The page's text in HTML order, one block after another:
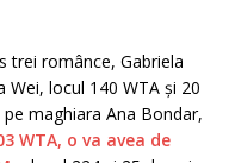
trei românce, Gabriela
Wei, locul 140 WTA și 20
maghiara Ana Bondar,
WTA, o va avea de